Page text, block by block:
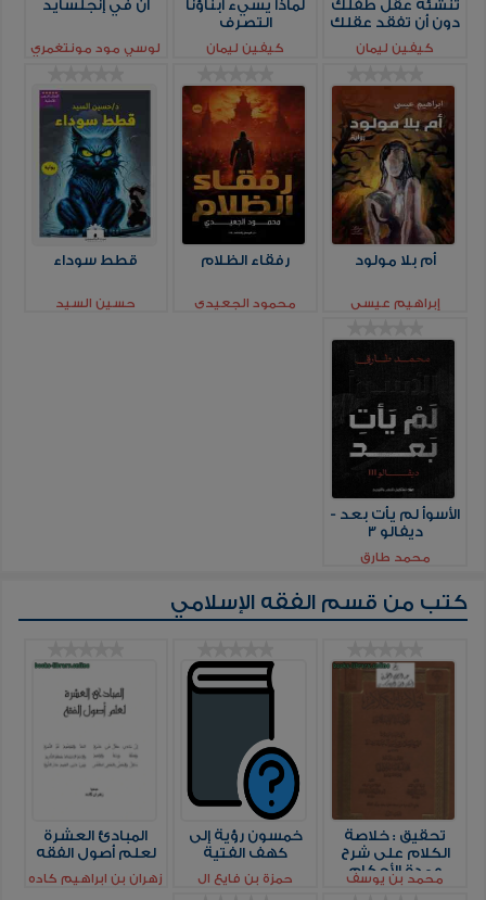
تنشئة عقل طفلك
دون أن تفقد عقلك
كيفين ليمان
لماذا يسيء أبناؤنا
التصرف
كيفين ليمان
آن في إنجلسايد
لوسي مود مونتغمري
أم بلا مولود
إبراهيم عيسي
رفقاء الظلام
محمود الجعيدي
قطط سوداء
حسين السيد
الأسوأ لم يأت بعد -
ديفالو 3
محمد طارق
كتب من قسم الفقه الإسلامي
تحقيق : خلاصة
الكلام على شرح
عمدة الأحكام
لفيصل آل مبارك
محمد بن يوسف
خمسون رؤية إلى
كهف الفتية
حمزة بن فايع ال
المبادئ العشرة
لعلم أصول الفقه
زهران بن ابراهيم كاده